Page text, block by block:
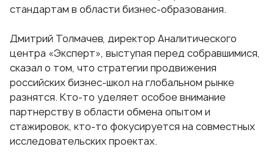
стандартам в области бизнес-образования.
Дмитрий Толмачев, директор Аналитического
центра «Эксперт», выступая перед собравшимися,
сказал о том, что стратегии продвижения
российских бизнес-школ на глобальном рынке
разнятся. Кто-то уделяет особое внимание
партнерству в области обмена опытом и
стажировок, кто-то фокусируется на совместных
исследовательских проектах.